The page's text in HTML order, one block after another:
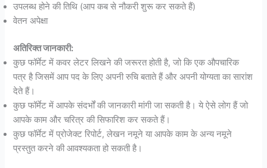
उपलब्ध होने की तिथि (आप कब से नौकरी शुरू कर सकते हैं)
वेतन अपेक्षा
अतिरिक्त जानकारी:
कुछ फॉर्मेट में कवर लेटर लिखने की जरूरत होती है, जो कि एक औपचारिक
पत्र है जिसमें आप पद के लिए अपनी रुचि बताते हैं और अपनी योग्यता का सारांश
देते हैं।
कुछ फॉर्मेट में आपके संदर्भों की जानकारी मांगी जा सकती है। ये ऐसे लोग हैं जो
आपके काम और चरित्र की सिफारिश कर सकते हैं।
कुछ फॉर्मेट में प्रोजेक्ट रिपोर्ट, लेखन नमूने या आपके काम के अन्य नमूने
प्रस्तुत करने की आवश्यकता हो सकती है।